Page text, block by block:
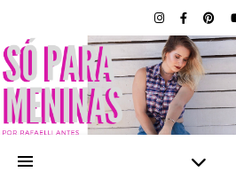
SÓ PARA
BLOG
RAFAELLI